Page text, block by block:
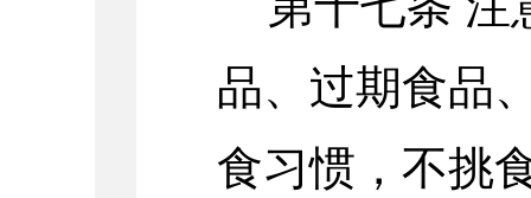
品、过期食品
食习惯，不挑